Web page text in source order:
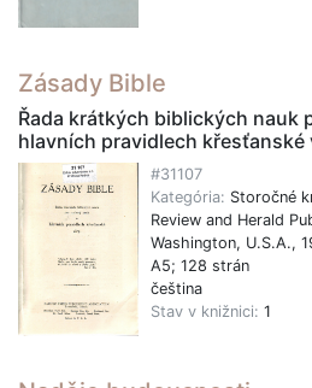
Zásady Bible
Řada krátkých biblických nauk
hlavních pravidlech křesťanské
#31107
Kategória: Storočné
Review and Herald
Washington, U.S.A.,
A5; 128 strán
čeština
Stav v knižnici: 1